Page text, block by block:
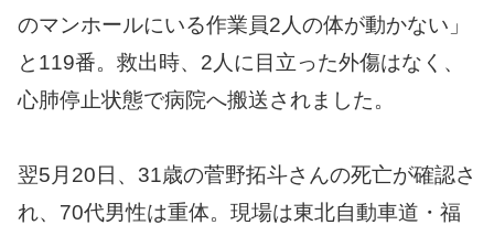
のマンホールにいる作業員2人の体が動かない」
と119番。救出時、2人に目立った外傷はなく、
心肺停止状態で病院へ搬送されました。
翌5月20日、31歳の菅野拓斗さんの死亡が確認さ
れ、70代男性は重体。現場は東北自動車道・福